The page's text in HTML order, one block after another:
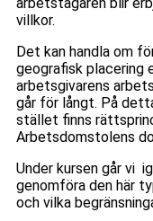
villkor.
Det kan handla om
geografisk placering
arbetsgivarens
går för långt. På
stället finns
Arbetsdomstolens
Under kursen går vi
genomföra den här
och vilka